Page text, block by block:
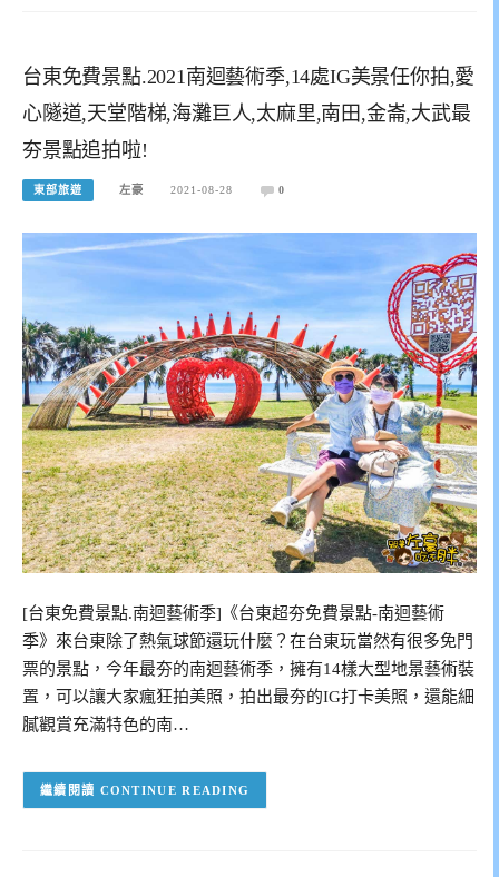
台東免費景點.2021南迴藝術季,14處IG美景任你拍,愛
心隧道,天堂階梯,海灘巨人,太麻里,南田,金崙,大武最
夯景點追拍啦!
東部旅遊 左豪 2021-08-28 0
[台東免費景點.南迴藝術季]《台東超夯免費景點-南迴藝術
季》來台東除了熱氣球節還玩什麼？在台東玩當然有很多免門
票的景點，今年最夯的南迴藝術季，擁有14樣大型地景藝術裝
置，可以讓大家瘋狂拍美照，拍出最夯的IG打卡美照，還能細
膩觀賞充滿特色的南…
CONTINUE READING